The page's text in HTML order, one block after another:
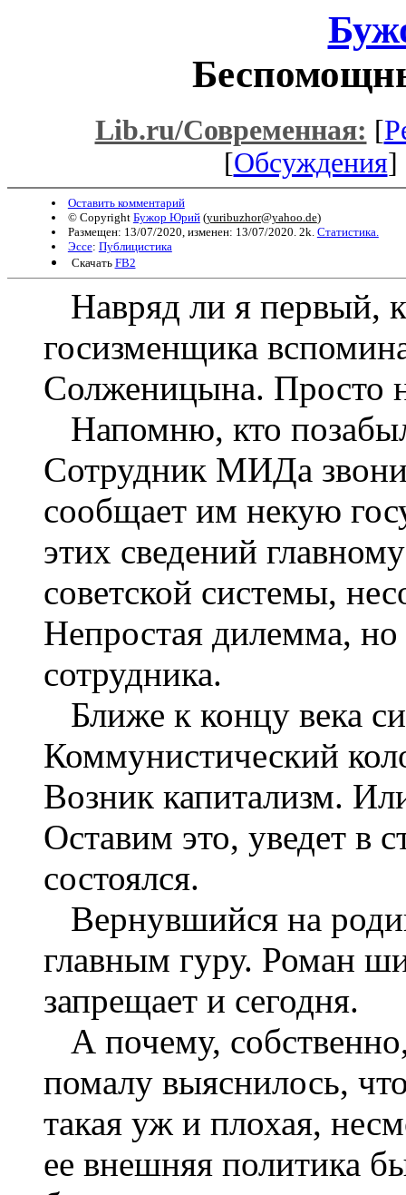
Lib.ru/Современная: [
[Обсуждения]
Оставить комментарий
© Copyright Бужор Юрий(yuribuzhor@yahoo.de)
Размещен: 13/07/2020, изменен: 13/07/2020. 2k. Статистика.
Эссе: Публицистика
Скачать FB2
Навряд ли я первый,
госизменщика
Солженицына. Просто
Напомню, кто
Сотрудник МИДа
сообщает им некую
этих сведений
советской системы,
Непростая дилемма, но
сотрудника.
Ближе к концу века
Коммунистический
Возник капитализм.
Оставим это, уведет в
состоялся.
Вернувшийся на
главным гуру. Роман
запрещает и сегодня.
А почему,
помалу выяснилось,
такая уж и плохая,
ее внешняя политика